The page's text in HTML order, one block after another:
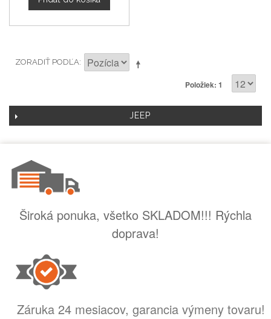
ZORADIŤ PODĽA
Položiek: 1
JEEP
Široká ponuka, všetko SKLADOM!!! Rýchla
doprava!
Záruka 24 mesiacov, garancia výmeny tovaru!